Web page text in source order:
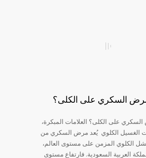
السكري على الكلى؟
على الكلى؟ العلامات المبكرة،
الغسيل الكلوي يُعد مرض السكري من
الكلوي المزمن على مستوى العالم،
العربية السعودية. فارتفاع مستوى